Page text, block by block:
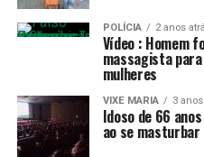
POLÍCIA 2 anos
Vídeo : Homem
massagista
mulheres
VIXE MARIA 3
Idoso de 66
ao se